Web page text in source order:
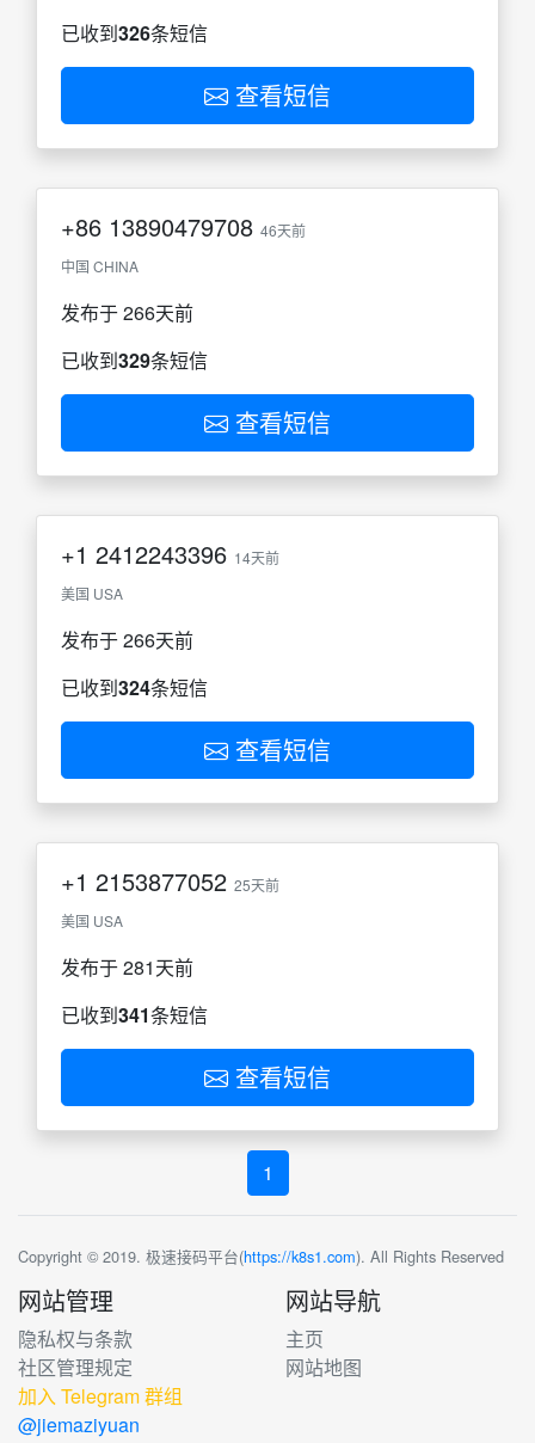
已收到326条短信
查看短信
+86 13890479708 46天前
中国 CHINA
发布于 266天前
已收到329条短信
查看短信
+1 2412243396 14天前
美国 USA
发布于 266天前
已收到324条短信
查看短信
+1 2153877052 25天前
美国 USA
发布于 281天前
已收到341条短信
查看短信
1
Copyright © 2019. 极速接码平台(https://k8s1.com). All Rights Reserved
网站管理
隐私权与条款
社区管理规定
加入 Telegram 群组
@jiemaziyuan
网站导航
主页
网站地图